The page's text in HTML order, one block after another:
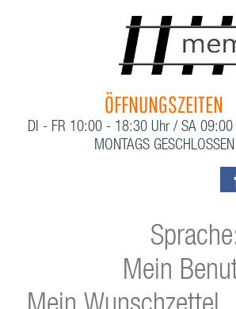
ÖFFNUNGSZEITEN
DI - FR 10:00 - 18:30 Uhr / SA
MONTAGS GESCHLOSSEN
Mein